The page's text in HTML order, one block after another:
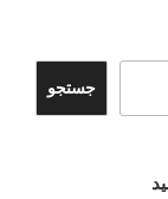
جستجو